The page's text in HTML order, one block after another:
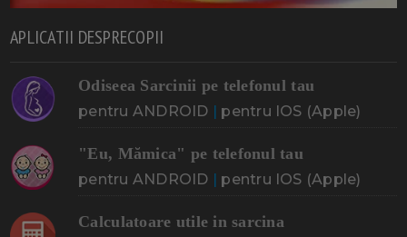
APLICATII DESPRECOPII
Odiseea Sarcinii pe telefonul tau
pentru ANDROID | pentru IOS (Apple)
"Eu, Mămica" pe telefonul tau
pentru ANDROID | pentru IOS (Apple)
Calculatoare utile in sarcina